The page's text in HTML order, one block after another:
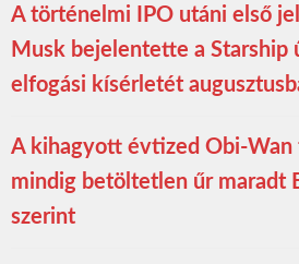
A történelmi IPO utáni első
Musk bejelentette a Starship
elfogási kísérletét
A kihagyott évtized Obi-
mindig betöltetlen űr maradt
szerint